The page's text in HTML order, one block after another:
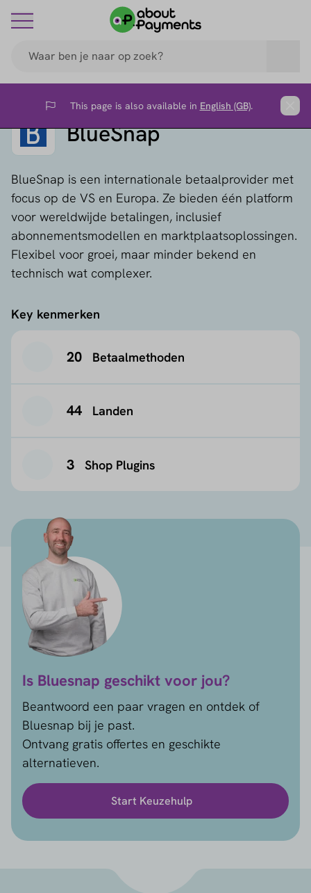
Flag This page is also available in English (GB).
BlueSnap
BlueSnap is een internationale betaalprovider met
focus op de VS en Europa. Ze bieden één platform
voor wereldwijde betalingen, inclusief
abonnementsmodellen en marktplaatsoplossingen.
Flexibel voor groei, maar minder bekend en
technisch wat complexer.
Key kenmerken
20 Betaalmethoden
44 Landen
3 Shop Plugins
Is Bluesnap geschikt voor jou?
Beantwoord een paar vragen en ontdek of
Bluesnap bij je past.
Ontvang gratis offertes en geschikte
alternatieven.
Start Keuzehulp